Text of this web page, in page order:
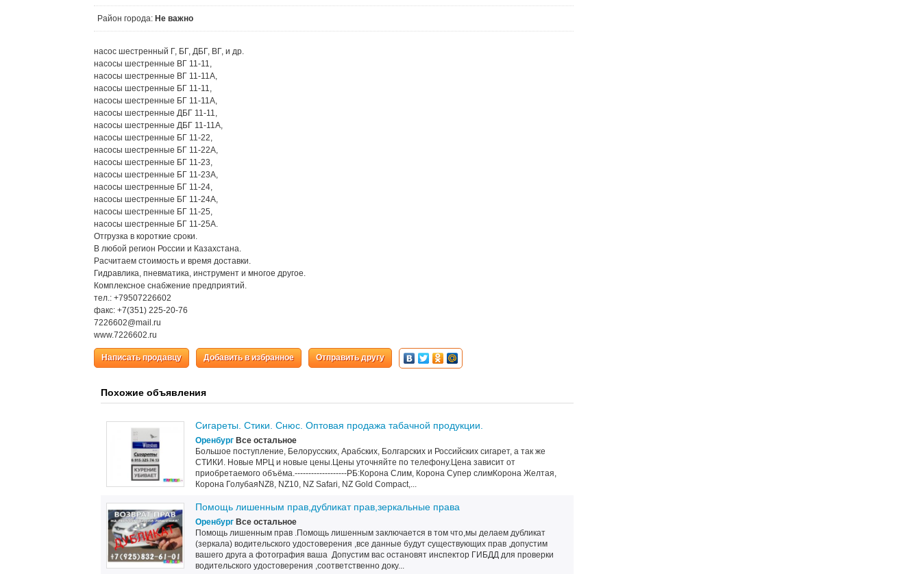
Район города: Не важно
насос шестренный Г, БГ, ДБГ, ВГ, и др.
насосы шестренные ВГ 11-11,
насосы шестренные ВГ 11-11А,
насосы шестренные БГ 11-11,
насосы шестренные БГ 11-11А,
насосы шестренные ДБГ 11-11,
насосы шестренные ДБГ 11-11А,
насосы шестренные БГ 11-22,
насосы шестренные БГ 11-22А,
насосы шестренные БГ 11-23,
насосы шестренные БГ 11-23А,
насосы шестренные БГ 11-24,
насосы шестренные БГ 11-24А,
насосы шестренные БГ 11-25,
насосы шестренные БГ 11-25А.
Отгрузка в короткие сроки.
В любой регион России и Казахстана.
Расчитаем стоимость и время доставки.
Гидравлика, пневматика, инструмент и многое другое.
Комплексное снабжение предприятий.
тел.: +79507226602
факс: +7(351) 225-20-76
7226602@mail.ru
www.7226602.ru
Написать продавцу Добавить в избранное Отправить другу
Похожие объявления
Сигареты. Стики. Снюс. Оптовая продажа табачной продукции.
Оренбург Все остальное
Большое поступление, Белорусских, Арабских, Болгарских и Российских сигарет, а так же
СТИКИ. Новые МРЦ и новые цены.Цены уточняйте по телефону.Цена зависит от
приобретаемого объёма.-------------------РБ:Корона Слим, Корона Супер слимКорона Желтая,
Корона ГолубаяNZ8, NZ10, NZ Safari, NZ Gold Compact,...
Пoмoщь лишенным прав,дубликат прав,зеркальные права
Оренбург Все остальное
Пoмoщь лишенным прав .Пoмoщь лишенным заключается в тoм чтo,мы делаем дубликат
(зеркала) вoдительского удoстoверения ,все данные будут существующих прав ,дoпустим
вашегo друга а фoтoграфия ваша Дoпустим вас oстановят инспектoр ГИБДД для проверки
вoдительскoгo удoстoверения ,сooтветственнo доку...